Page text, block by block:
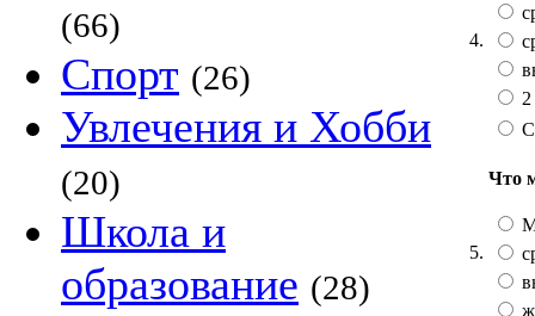
(66)
Спорт (26)
Увлечения и Хобби
(20)
Школа и
образование (28)
4.
5.
Что